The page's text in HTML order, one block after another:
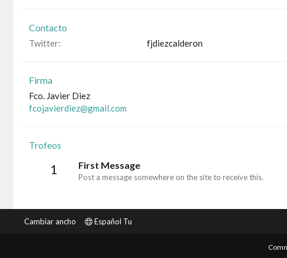
Contacto
Twitter fjdiezcalderon
Firma
Fco. Javier Diez
fcojavierdiez@gmail.com
Trofeos
1 First Message
Post a message somewhere on the site to receive this.
Cambiar ancho Español Tu